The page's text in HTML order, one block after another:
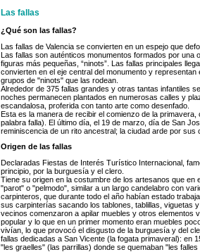
Las fallas
¿Qué son las fallas?
Las fallas de Valencia se convierten en un espejo que
Las fallas son auténticos monumentos formados por
figuras más pequeñas, “ninots”. Las fallas principales
convierten en el eje central del monumento y
grupos de "ninots" que las rodean.
Alrededor de 375 fallas grandes y otras tantas infantiles
noches permanecen plantados en numerosas calles y
escandalosa, proferida con tanto arte como desenfado.
Esta es la manera de recibir el comienzo de la
palabra falla). El último día, el 19 de marzo, día de San
reminiscencia de un rito ancestral; la ciudad arde por sus
Origen de las fallas
Declaradas Fiestas de Interés Turístico Internacional,
principio, por la burguesía y el clero.
Tiene su origen en la costumbre de los artesanos que
"parot" o "pelmodo", similar a un largo candelabro con
carpinteros, que durante todo el año habían estado
sus carpinterías sacando los tablones, tablillas, viguetas
vecinos comenzaron a apilar muebles y otros elementos
popular y lo que en un primer momento eran muebles
vivían, lo que provocó el disgusto de la burguesía y del
fallas dedicadas a San Vicente (la fogata primaveral): en
"les graelles" (las parrillas) donde se quemaban "les